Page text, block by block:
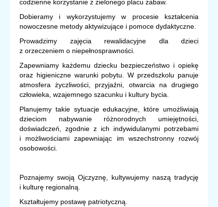
codzienne korzystanie z zielonego placu zabaw.
Dobieramy i wykorzystujemy w procesie kształcenia
nowoczesne metody aktywizujące i pomoce dydaktyczne.
Prowadzimy zajęcia rewalidacyjne dla dzieci
z orzeczeniem o niepełnosprawności.
Zapewniamy każdemu dziecku bezpieczeństwo i opiekę
oraz higieniczne warunki pobytu. W przedszkolu panuje
atmosfera życzliwości, przyjaźni, otwarcia na drugiego
człowieka, wzajemnego szacunku i kultury bycia.
Planujemy takie sytuacje edukacyjne, które umożliwiają
dzieciom nabywanie różnorodnych umiejętności,
doświadczeń, zgodnie z ich indywidulanymi potrzebami
i możliwościami zapewniając im wszechstronny rozwój
osobowości.
Poznajemy swoją Ojczyznę, kultywujemy naszą tradycję
i kulturę regionalną.
Kształtujemy postawę patriotyczną.